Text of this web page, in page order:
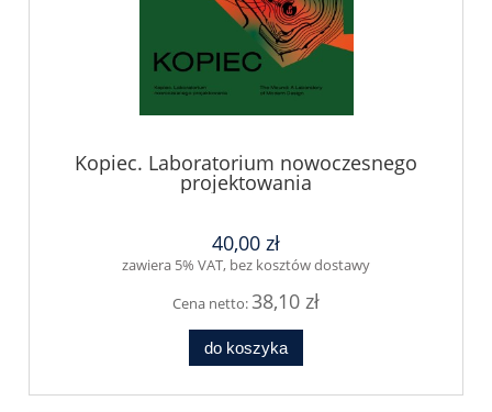
Kopiec. Laboratorium nowoczesnego
projektowania
40,00 zł
zawiera 5% VAT, bez kosztów dostawy
Cena netto:38,10 zł
do koszyka